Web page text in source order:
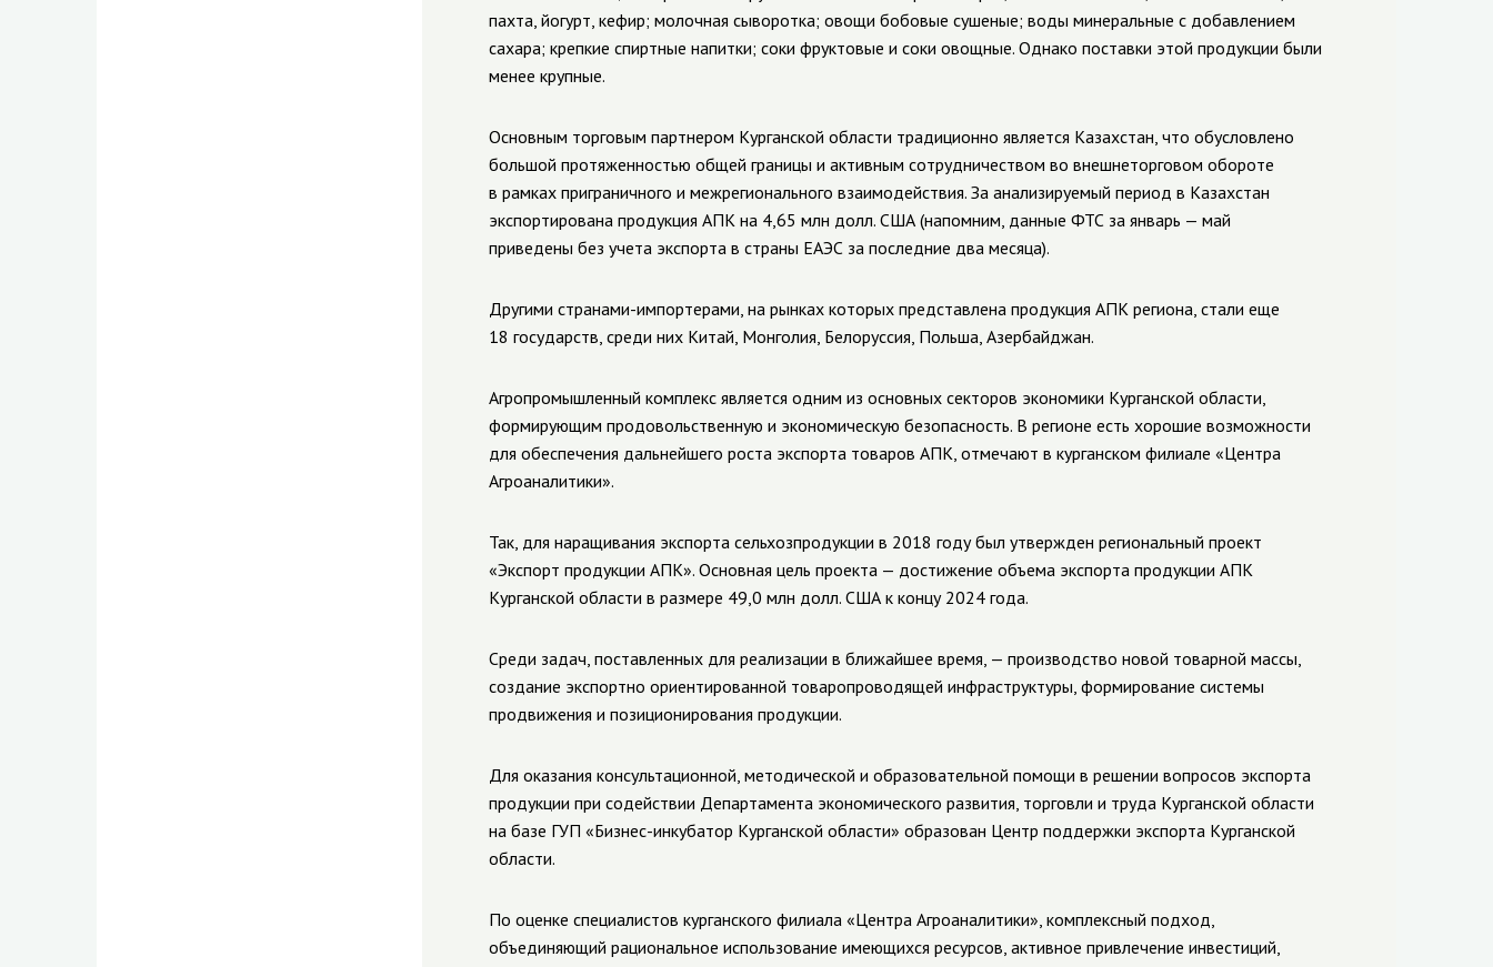
пахта, йогурт, кефир; молочная сыворотка; овощи бобовые сушеные; воды минеральные с добавлением
сахара; крепкие спиртные напитки; соки фруктовые и соки овощные. Однако поставки этой продукции были
менее крупные.
Основным торговым партнером Курганской области традиционно является Казахстан, что обусловлено
большой протяженностью общей границы и активным сотрудничеством во внешнеторговом обороте
в рамках приграничного и межрегионального взаимодействия. За анализируемый период в Казахстан
экспортирована продукция АПК на 4,65 млн долл. США (напомним, данные ФТС за январь — май
приведены без учета экспорта в страны ЕАЭС за последние два месяца).
Другими странами-импортерами, на рынках которых представлена продукция АПК региона, стали еще
18 государств, среди них Китай, Монголия, Белоруссия, Польша, Азербайджан.
Агропромышленный комплекс является одним из основных секторов экономики Курганской области,
формирующим продовольственную и экономическую безопасность. В регионе есть хорошие возможности
для обеспечения дальнейшего роста экспорта товаров АПК, отмечают в курганском филиале «Центра
Агроаналитики».
Так, для наращивания экспорта сельхозпродукции в 2018 году был утвержден региональный проект
«Экспорт продукции АПК». Основная цель проекта — достижение объема экспорта продукции АПК
Курганской области в размере 49,0 млн долл. США к концу 2024 года.
Среди задач, поставленных для реализации в ближайшее время, — производство новой товарной массы,
создание экспортно ориентированной товаропроводящей инфраструктуры, формирование системы
продвижения и позиционирования продукции.
Для оказания консультационной, методической и образовательной помощи в решении вопросов экспорта
продукции при содействии Департамента экономического развития, торговли и труда Курганской области
на базе ГУП «Бизнес-инкубатор Курганской области» образован Центр поддержки экспорта Курганской
области.
По оценке специалистов курганского филиала «Центра Агроаналитики», комплексный подход,
объединяющий рациональное использование имеющихся ресурсов, активное привлечение инвестиций,